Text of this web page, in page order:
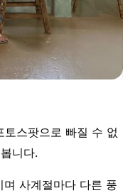
스팟으로 빠질 수 없
니다.
사계절마다 다른 풍